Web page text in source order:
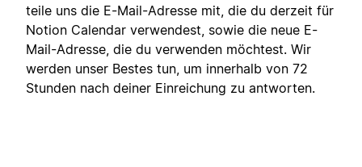
teile uns die E-Mail-Adresse mit, die du derzeit für
Notion Calendar verwendest, sowie die neue E-
Mail-Adresse, die du verwenden möchtest. Wir
werden unser Bestes tun, um innerhalb von 72
Stunden nach deiner Einreichung zu antworten.